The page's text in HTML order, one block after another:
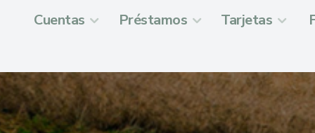
Cuentas Préstamos Tarjetas